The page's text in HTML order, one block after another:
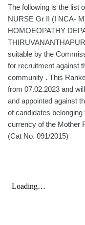
The following is the list
NURSE Gr II (I NCA-
HOMOEOPATHY
suitable by the
for recruitment against
community . This
from 07.02.2023 and
and appointed against
of candidates
currency of the Mother
(Cat No. 091/2015)